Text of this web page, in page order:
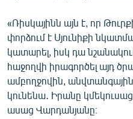
«Ռիսկայինն այն է, որ
փորձում է Սյունիքի
կատարել, իսկ դա
հաջողվի իրագործել այդ
ամբողջովին,
կունենա․ Իրանը
ասաց Վարդանյանը։